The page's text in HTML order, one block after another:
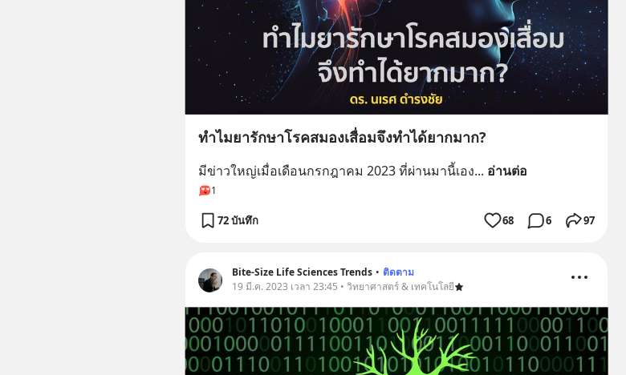
ทำไมยารักษาโรคสมองเสื่อมจึงทำได้ยากมาก?
มีข่าวใหญ่เมื่อเดือนกรกฎาคม 2023 ที่ผ่านมานี้เอง... อ่านต่อ
1
72 บันทึก 68 6 97
Bite-Size Life Sciences Trends • ติดตาม
19 มี.ค. 2023 เวลา 23:45 • วิทยาศาสตร์ & เทคโนโลยี